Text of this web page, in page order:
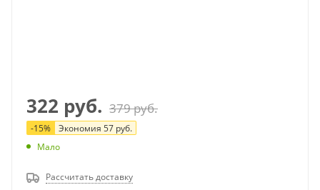
322 руб. 379руб.
-15% Экономия 57 руб.
Мало
Рассчитать доставку